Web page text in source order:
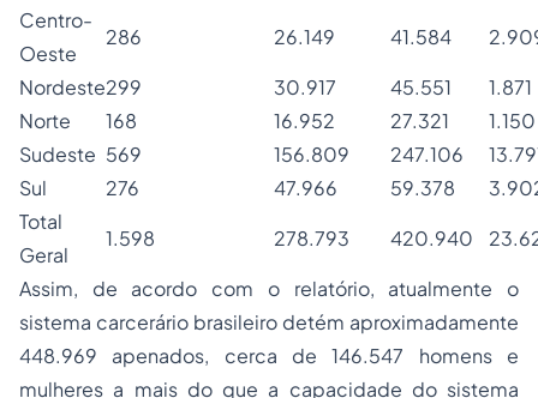
Centro-
Oeste
286 26.149 41.584
Nordeste299 30.917 45.551
1.871
Norte
168 16.952 27.321
1.150
Sudeste 569 156.809 247.106
Sul
276 47.966 59.378
Total
Geral
1.598 278.793 420.940
Assim, de acordo com o relatório, atualmente o
sistema carcerário brasileiro detém aproximadamente
448.969 apenados, cerca de 146.547 homens e
mulheres a mais do que a capacidade do sistema